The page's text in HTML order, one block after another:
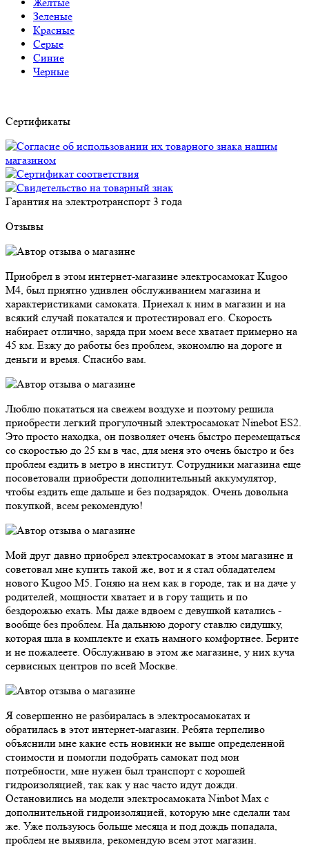
Зеленые
Красные
Серые
Синие
Черные
Сертификаты
Гарантия на электротранспорт 3 года
Отзывы
Приобрел в этом интернет-магазине электросамокат Kugoo
M4, был приятно удивлен обслуживанием магазина и
характеристиками самоката. Приехал к ним в магазин и на
всякий случай покатался и протестировал его. Скорость
набирает отлично, заряда при моем весе хватает примерно на
45 км. Езжу до работы без проблем, экономлю на дороге и
деньги и время. Спасибо вам.
Люблю покататься на свежем воздухе и поэтому решила
приобрести легкий прогулочный электросамокат Ninebot ES2.
Это просто находка, он позволяет очень быстро перемещаться
со скоростью до 25 км в час, для меня это очень быстро и без
проблем ездить в метро в институт. Сотрудники магазина еще
посоветовали приобрести дополнительный аккумулятор,
чтобы ездить еще дальше и без подзарядок. Очень довольна
покупкой, всем рекомендую!
Мой друг давно приобрел электросамокат в этом магазине и
советовал мне купить такой же, вот и я стал обладателем
нового Kugoo M5. Гоняю на нем как в городе, так и на даче у
родителей, мощности хватает и в гору тащить и по
бездорожью ехать. Мы даже вдвоем с девушкой катались -
вообще без проблем. На дальнюю дорогу ставлю сидушку,
которая шла в комплекте и ехать намного комфортнее. Берите
и не пожалеете. Обслуживаю в этом же магазине, у них куча
сервисных центров по всей Москве.
Я совершенно не разбиралась в электросамокатах и
обратилась в этот интернет-магазин. Ребята терпеливо
объяснили мне какие есть новинки не выше определенной
стоимости и помогли подобрать самокат под мои
потребности, мне нужен был транспорт с хорошей
гидроизоляцией, так как у нас часто идут дожди.
Остановились на модели электросамоката Ninbot Max с
дополнительной гидроизоляцией, которую мне сделали там
же. Уже пользуюсь больше месяца и под дождь попадала,
проблем не выявила, рекомендую всем этот магазин.